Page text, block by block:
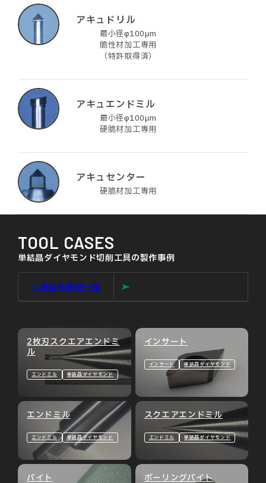
アキュドリル
最小径φ100μm
脆性材加工専用
（特許取得済）
アキュエンドミル
最小径φ100μm
硬脆材加工専用
アキュセンター
硬脆材加工専用
TOOL CASES
単結晶ダイヤモンド切削工具の製作事例
工具製作事例一覧
2枚刃スクエアエンドミ
ル
エンドミル 単結晶ダイヤモンド
インサート
インサート 単結晶ダイヤモンド
エンドミル
エンドミル 単結晶ダイヤモンド
スクエアエンドミル
エンドミル 単結晶ダイヤモンド
バイト ボーリングバイト